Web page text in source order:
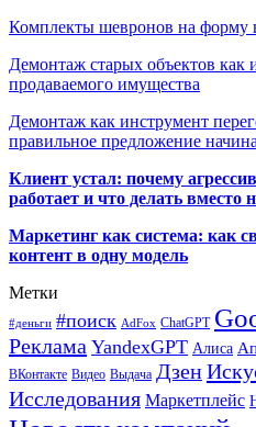
Комплекты шевронов на форму
Демонтаж старых объектов как
продаваемого имущества
Демонтаж как инструмент
правильное предложение
Клиент устал: почему
работает и что делать вместо
Маркетинг как система: как
контент в одну модель
Метки
#деньги #поиск AdFox ChatGPT
Реклама YandexGPT Алиса
ВКонтакте Видео Выдача Дзен
Исследования Маркетплейс